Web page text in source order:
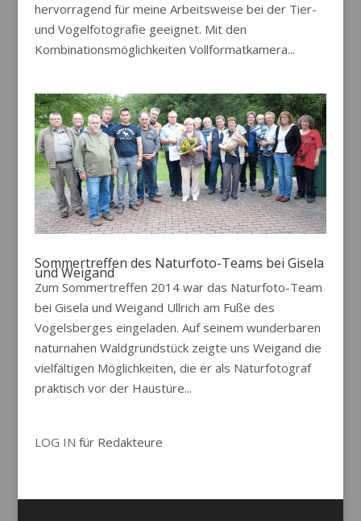
hervorragend für meine Arbeitsweise bei der Tier-
und Vogelfotografie geeignet. Mit den
Kombinationsmöglichkeiten Vollformatkamera...
Sommertreffen des Naturfoto-Teams bei Gisela
und Weigand
Zum Sommertreffen 2014 war das Naturfoto-Team
bei Gisela und Weigand Ullrich am Fuße des
Vogelsberges eingeladen. Auf seinem wunderbaren
naturnahen Waldgrundstück zeigte uns Weigand die
vielfältigen Möglichkeiten, die er als Naturfotograf
praktisch vor der Haustüre...
LOG IN für Redakteure